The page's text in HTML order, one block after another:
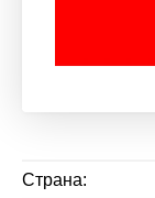
Страна: